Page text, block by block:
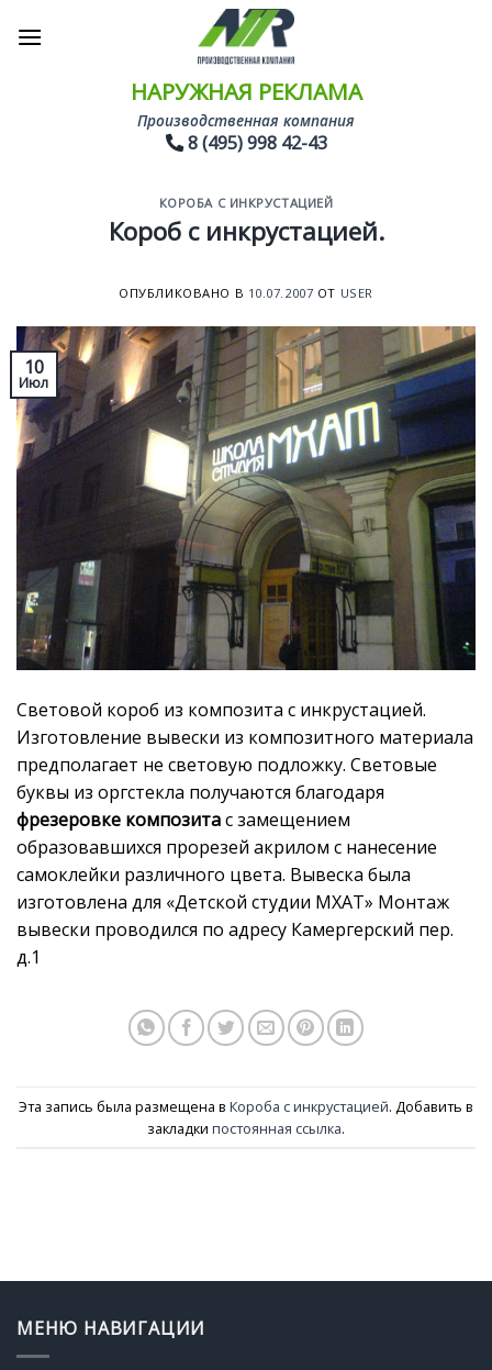
НАРУЖНАЯ РЕКЛАМА
Производственная компания
8 (495) 998 42-43
КОРОБА С ИНКРУСТАЦИЕЙ
Короб с инкрустацией.
ОПУБЛИКОВАНО В 10.07.2007 ОТ USER
10
Июл
Световой короб из композита с инкрустацией.
Изготовление вывески из композитного материала
предполагает не световую подложку. Световые
буквы из оргстекла получаются благодаря
фрезеровке композитас замещением
образовавшихся прорезей акрилом с нанесение
самоклейки различного цвета. Вывеска была
изготовлена для «Детской студии МХАТ» Монтаж
вывески проводился по адресу Камергерский пер.
д.1
Эта запись была размещена в Короба с инкрустацией. Добавить в
закладки постоянная ссылка.
МЕНЮ НАВИГАЦИИ